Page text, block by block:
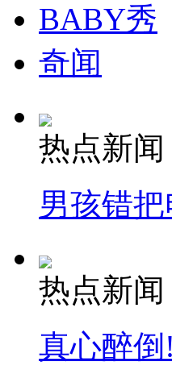
安徽一实载49人客车翻
走！跟着总书记去植树
纽约上演“枕头大战”
司机酒驾遇交警 急速倒
BABY秀
奇闻
热点新闻
男孩错
热点新闻
真心醉